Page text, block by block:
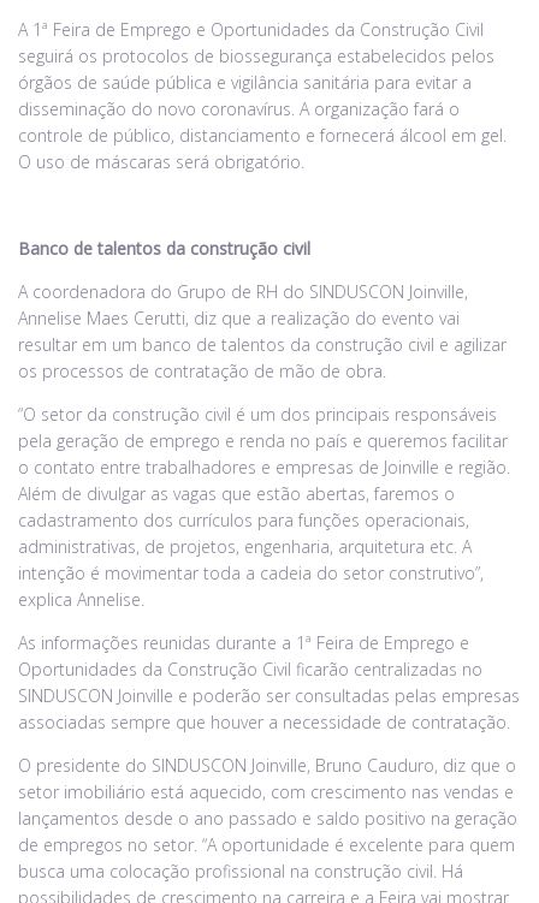
A 1ª Feira de Emprego e Oportunidades da Construção Civil
seguirá os protocolos de biossegurança estabelecidos pelos
órgãos de saúde pública e vigilância sanitária para evitar a
disseminação do novo coronavírus. A organização fará o
controle de público, distanciamento e fornecerá álcool em gel.
O uso de máscaras será obrigatório.
Banco de talentos da construção civil
A coordenadora do Grupo de RH do SINDUSCON Joinville,
Annelise Maes Cerutti, diz que a realização do evento vai
resultar em um banco de talentos da construção civil e agilizar
os processos de contratação de mão de obra.
“O setor da construção civil é um dos principais responsáveis
pela geração de emprego e renda no país e queremos facilitar
o contato entre trabalhadores e empresas de Joinville e região.
Além de divulgar as vagas que estão abertas, faremos o
cadastramento dos currículos para funções operacionais,
administrativas, de projetos, engenharia, arquitetura etc. A
intenção é movimentar toda a cadeia do setor construtivo”,
explica Annelise.
As informações reunidas durante a 1ª Feira de Emprego e
Oportunidades da Construção Civil ficarão centralizadas no
SINDUSCON Joinville e poderão ser consultadas pelas empresas
associadas sempre que houver a necessidade de contratação.
O presidente do SINDUSCON Joinville, Bruno Cauduro, diz que o
setor imobiliário está aquecido, com crescimento nas vendas e
lançamentos desde o ano passado e saldo positivo na geração
de empregos no setor. “A oportunidade é excelente para quem
busca uma colocação profissional na construção civil. Há
possibilidades de crescimento na carreira e a Feira vai mostrar